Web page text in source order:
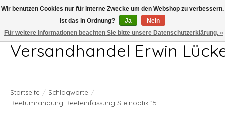
Telefon 04407 715872 MO-DO 7.00-17.00Uhr FR 7.00-13.00Uhr
Versandhandel Erwin
Startseite / Schlagworte /
Beetumrandung Beeteinfassung Steinoptik 15
Wir benutzen Cookies nur für interne Zwecke um den Webshop zu verbessern.
Ist das in Ordnung?
Ja
Nein
Für weitere Informationen beachten Sie bitte unsere Datenschutzerklärung. »